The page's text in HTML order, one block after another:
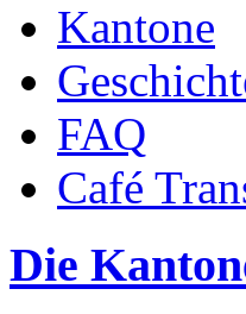
Kantone
FAQ
Café
Die